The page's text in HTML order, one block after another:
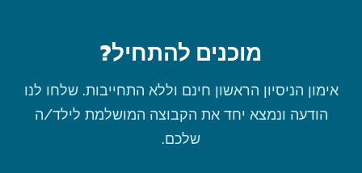
מוכנים להתחיל?
אימון הניסיון הראשון חינם וללא התחייבות. שלחו לנו
הודעה ונמצא יחד את הקבוצה המושלמת לילד/ה
שלכם.